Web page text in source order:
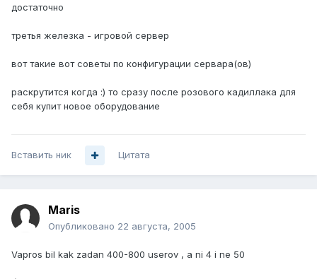
достаточно
третья железка - игровой сервер
вот такие вот советы по конфигурации сервара(ов)
раскрутится когда :) то сразу после розового кадиллака для
себя купит новое оборудование
Вставить ник Цитата
Maris
Опубликовано 22 августа, 2005
Vapros bil kak zadan 400-800 userov , a ni 4 i ne 50